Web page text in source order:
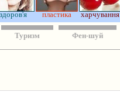
здоров'я пластика харчування
Туризм Фен-шуй